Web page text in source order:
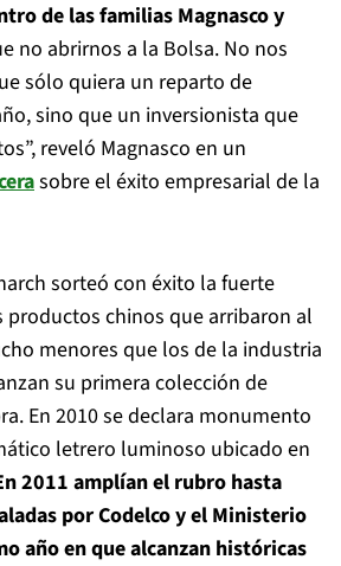
de las familias Magnasco y
no abrirnos a la Bolsa. No nos
sólo quiera un reparto de
sino que un inversionista que
reveló Magnasco en un
sobre el éxito empresarial de la
sorteó con éxito la fuerte
productos chinos que arribaron al
menores que los de la industria
su primera colección de
En 2010 se declara monumento
letrero luminoso ubicado en
2011 amplían el rubro hasta
por Codelco y el Ministerio
año en que alcanzan históricas